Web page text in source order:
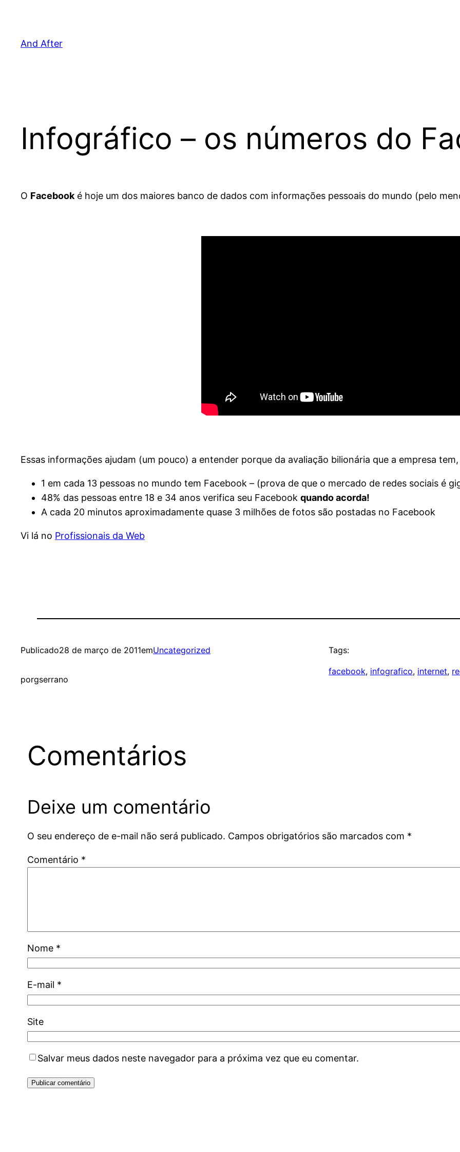
And After
Infográfico – os números do
O Facebooké hoje um dos maiores banco de dados com informações pessoais do mundo (pelo
Essas informações ajudam (um pouco) a entender porque da avaliação bilionária que a empresa
1 em cada 13 pessoas no mundo tem Facebook – (prova de que o mercado de redes sociais é
48% das pessoas entre 18 e 34 anos verifica seu Facebook quando acorda!
A cada 20 minutos aproximadamente quase 3 milhões de fotos são postadas no Facebook
Vi lá no Profissionais da Web
Publicado28 de março de 2011emUncategorized
porgserrano
Tags:
facebook, infografico, internet,
Comentários
Deixe um comentário
O seu endereço de e-mail não será publicado. Campos obrigatórios são marcados com *
Comentário *
Nome *
E-mail *
Site
Salvar meus dados neste navegador para a próxima vez que eu comentar.